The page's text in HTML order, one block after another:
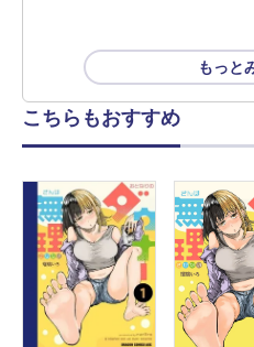
もっと
こちらもおすすめ